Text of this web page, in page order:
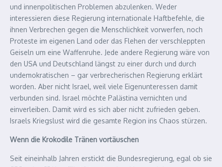
und innenpolitischen Problemen abzulenken. Weder
interessieren diese Regierung internationale Haftbefehle, die
ihnen Verbrechen gegen die Menschlichkeit vorwerfen, noch
Proteste im eigenen Land oder das Flehen der verschleppten
Geiseln um eine Waffenruhe. Jede andere Regierung wäre von
den USA und Deutschland längst zu einer durch und durch
undemokratischen – gar verbrecherischen Regierung erklärt
worden. Aber nicht Israel, weil viele Eigenunteressen damit
verbunden sind. Israel möchte Palästina vernichten und
einverleiben. Damit wird es sich aber nicht zufrieden geben.
Israels Kriegslust wird die gesamte Region ins Chaos stürzen.
Wenn die Krokodile Tränen vortäuschen
Seit eineinhalb Jahren erstickt die Bundesregierung, egal ob sie